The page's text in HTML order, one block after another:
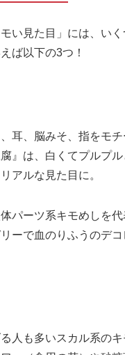
い見た目」には、い
ば以下の3つ！
耳、脳みそ、指をモ
』は、白くてプルプル
アルな見た目に。
パーツ系キモめしを
ーで血のりふうのデ
人も多いスカル系の